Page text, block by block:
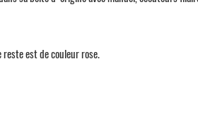
reste est de couleur rose.